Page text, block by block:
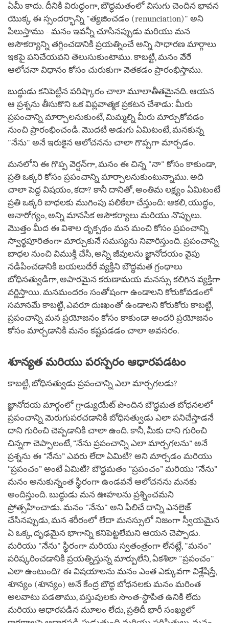
ఏమీ కాదు. దీనికి విరుద్ధంగా, బౌద్ధమతంలో విసుగు చెందిన భావన
యొక్క ఈ స్సందర్భాన్ని "త్యజించడం (renunciation)" అని
పిలుస్తాము - మనం ఇవన్నీ చూసినప్పుడు మరియు మన
అసౌకర్యాన్ని తగ్గించడానికి ప్రయత్నించే అన్ని సాధారణ మార్గాలు
ఇకపై పనిచేయవని తెలుసుకుంటాము. కాబట్టి, మనం వేరే
ఆలోచనా విధానం కోసం చురుకుగా వెతకడం ప్రారంభిస్తాము.
బుద్ధుడు కనిపెట్టిన పరిష్కారం చాలా మూలాతీతమైనది. ఆయన
ఆ ప్రశ్నను తీసుకొని ఒక విప్లవాత్మక ప్రకటన చేశాడు: మీరు
ప్రపంచాన్ని మార్చాలనుకుంటే, మిమ్మల్ని మీరు మార్చుకోవడం
నుంచి ప్రారంభించండి. మొదటి అడుగు ఏమిటంటే, మనకున్న
"నేను" అనే ఇరుకైన ఆలోచనను చాలా గొప్పగా మార్చడం.
మనలోని ఈ గొప్ప వెర్షన్‌గా, మనం ఈ చిన్న "నా" కోసం కాకుండా,
ప్రతి ఒక్కరి కోసం ప్రపంచాన్ని మార్చాలనుకుంటున్నాము. అది
చాలా పెద్ద విషయం, కదా? కానీ దానితో, అంతిమ లక్ష్యం ఏమిటంటే
ప్రతి ఒక్కరి బాధలకు ముగింపు పలికేలా చేస్తుంది: ఆకలి, యుద్ధం,
అనారోగ్యం, అన్ని మానసిక అసౌకర్యాలు మరియు నొప్పులు.
మొత్తం మీద ఈ విశాల దృక్పథం మన మంచి కోసం ప్రపంచాన్ని
స్వార్థపూరితంగా మార్చుకునే సమస్యను నివారిస్తుంది. ప్రపంచాన్ని
బాధల నుంచి విముక్తి చేసి, అన్ని జీవులను జ్ఞానోదయం వైపు
నడిపించడానికి బయలుదేరే వ్యక్తిని బౌద్ధమత గ్రంథాలు
బోధిసత్వుడిగా, అపారమైన కరుణామయ మనస్సు కలిగిన వ్యక్తిగా
వర్ణిస్తాయి. మనమందరం సంతోషంగా ఉండాలని కోరుకోవడంలో
సమానమే కాబట్టి, ఎవరూ దుఃఖంతో ఉండాలని కోరుకోరు కాబట్టి,
ప్రపంచాన్ని మన ప్రయోజనం కోసం కాకుండా అందరి ప్రయోజనం
కోసం మార్చడానికి మనం కష్టపడడం చాలా అవసరం.
శూన్యత మరియు పరస్పరం ఆధారపడటం
కాబట్టి, బోధిసత్వుడు ప్రపంచాన్ని ఎలా మార్చగలడు?
జ్ఞానోదయ మార్గంలో గ్రాడ్యుయేట్ పొందిన బౌద్ధమత బోధనలలో
ప్రపంచాన్ని మెరుగుపరచడానికి బోధిసత్వుడు ఎలా పనిచేస్తాడనే
దాని గురించి చెప్పడానికి చాలా ఉంది. కానీ, మీకు దాని గురించి
చిన్నగా చెప్పాలంటే, “నేను ప్రపంచాన్ని ఎలా మార్చగలను” అనే
ప్రశ్నను ఈ “నేను” ఎవరు లేదా ఏమిటి? అని మార్చడం మరియు
“ప్రపంచం” అంటే ఏమిటి? బౌద్ధమతం “ప్రపంచం” మరియు “నేను”
మనం అనుకున్నంత స్థిరంగా ఉండవనే ఆలోచనను మనకు
అందిస్తుంది. బుద్ధుడు మన ఊహలను ప్రశ్నించమని
ప్రోత్సహించాడు. మనం "నేను" అని పిలిచే దాన్ని ఎనలైజ్
చేసినప్పుడు, మన శరీరంలో లేదా మనస్సులో నిజంగా స్వీయమైన
ఏ ఒక్క, దృఢమైన భాగాన్ని కనిపెట్టలేమని ఆయన చెప్పాడు.
మరియు "నేను" స్థిరంగా మరియు స్వతంత్రంగా లేనట్లే, "మనం"
పరిష్కరించడానికి ప్రయత్నిస్తున్న మార్పులేని, ఏకశిలా "ప్రపంచం"
ఎలా ఉంటుంది? ఈ విషయాలను మనం ఎంత ఎక్కువగా విశ్లేషిస్తే,
శూన్యం (శూన్యం) అనే కేంద్ర బౌద్ధ బోధనలకు మనం మరింత
అలవాటు పడతాము, వస్తువులకు సొంత-స్థాపిత ఉనికి లేదు
మరియు ఆధారపడిన మూలం లేదు, ప్రతిదీ భారీ సంఖ్యలో